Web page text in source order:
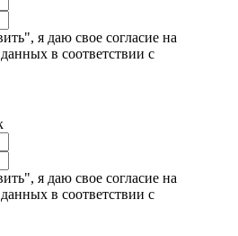
я даю свое согласие на
в соответствии с
я даю свое согласие на
в соответствии с